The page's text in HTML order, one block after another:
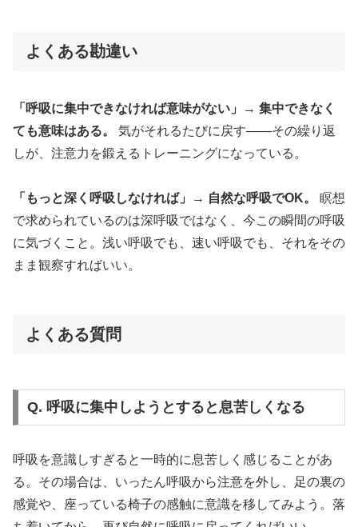
よくある勘違い
「呼吸に集中できなければ意味がない」→ 集中できなく
ても意味はある。
気がそれるたびに戻す——その繰り返
しが、注意力を鍛えるトレーニングになっている。
「もっと深く呼吸しなければ」→ 自然な呼吸でOK。
瞑想
で求められているのは深呼吸ではなく、今この瞬間の呼吸
に気づくこと。浅い呼吸でも、速い呼吸でも、それをその
まま観察すればいい。
よくある質問
Q. 呼吸に集中しようとすると息苦しくなる
呼吸を意識しすぎると一時的に息苦しく感じることがあ
る。その場合は、いったん呼吸から注意を外し、足の裏の
感覚や、座っている椅子の感触に意識を移してみよう。落